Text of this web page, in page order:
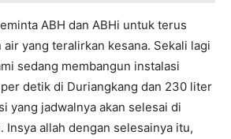
ABH dan ABHi untuk terus
yang teralirkan kesana. Sekali lagi
sedang membangun instalasi
detik di Duriangkang dan 230 liter
yang jadwalnya akan selesai di
Insya allah dengan selesainya itu,